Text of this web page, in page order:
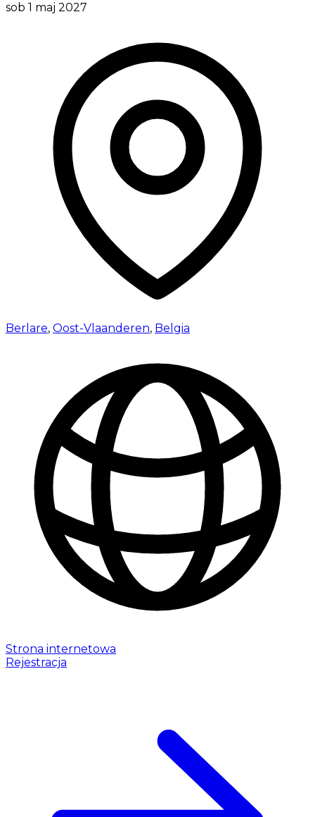
sob 1 maj 2027
Berlare, Oost-Vlaanderen, Belgia
Strona internetowa
Rejestracja